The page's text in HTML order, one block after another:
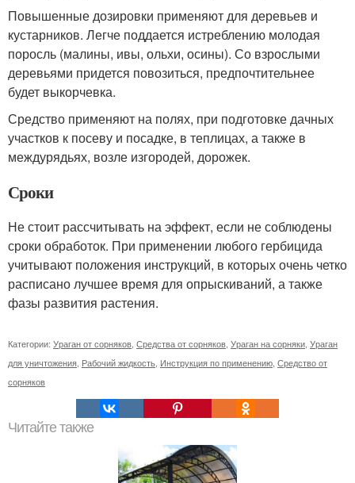
Повышенные дозировки применяют для деревьев и
кустарников. Легче поддается истреблению молодая
поросль (малины, ивы, ольхи, осины). Со взрослыми
деревьями придется повозиться, предпочтительнее
будет выкорчевка.
Средство применяют на полях, при подготовке дачных
участков к посеву и посадке, в теплицах, а также в
междурядьях, возле изгородей, дорожек.
Сроки
Не стоит рассчитывать на эффект, если не соблюдены
сроки обработок. При применении любого гербицида
учитывают положения инструкций, в которых очень четко
расписано лучшее время для опрыскиваний, а также
фазы развития растения.
Категории: Ураган от сорняков, Средства от сорняков, Ураган на сорняки, Ураган
для уничтожения, Рабочий жидкость, Инструкция по применению, Средство от
сорняков
Читайте также